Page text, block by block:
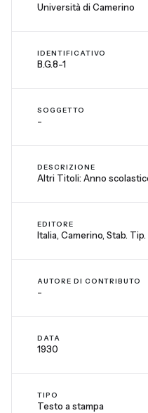
Università di Camerino
IDENTIFICATIVO
B.G.8-1
SOGGETTO
-
DESCRIZIONE
Altri Titoli: Anno
EDITORE
Italia, Camerino, Stab.
AUTORE DI CONTRIBUTO
-
DATA
1930
TIPO
Testo a stampa